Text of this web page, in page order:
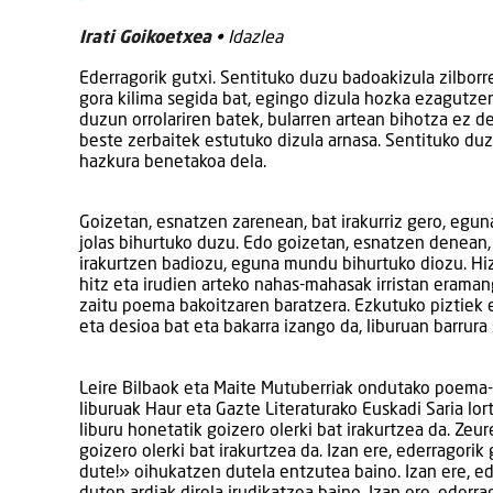
Irati Goikoetxea• Idazlea
Ederragorik gutxi. Sentituko duzu badoakizula
gora kilima segida bat, egingo dizula hozka
duzun orrolariren batek, bularren artean bihotza ez
beste zerbaitek estutuko dizula arnasa. Sentituko
hazkura benetakoa dela.
Goizetan, esnatzen zarenean, bat irakurriz gero,
jolas bihurtuko duzu. Edo goizetan, esnatzen
irakurtzen badiozu, eguna mundu bihurtuko diozu.
hitz eta irudien arteko nahas-mahasak irristan
zaitu poema bakoitzaren baratzera. Ezkutuko
eta desioa bat eta bakarra izango da, liburuan
Leire Bilbaok eta Maite Mutuberriak ondutako
liburuak Haur eta Gazte Literaturako Euskadi Saria
liburu honetatik goizero olerki bat irakurtzea da.
goizero olerki bat irakurtzea da. Izan ere,
dute!» oihukatzen dutela entzutea baino. Izan ere,